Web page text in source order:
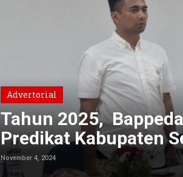
Advertorial
Tahun 2025,
Predikat Kabupaten
November 4, 2024